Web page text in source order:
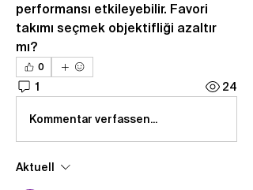
performansı etkileyebilir. Favori
takımı seçmek objektifliği azaltır
mı?
0
1 24
Kommentar verfassen...
Aktuell